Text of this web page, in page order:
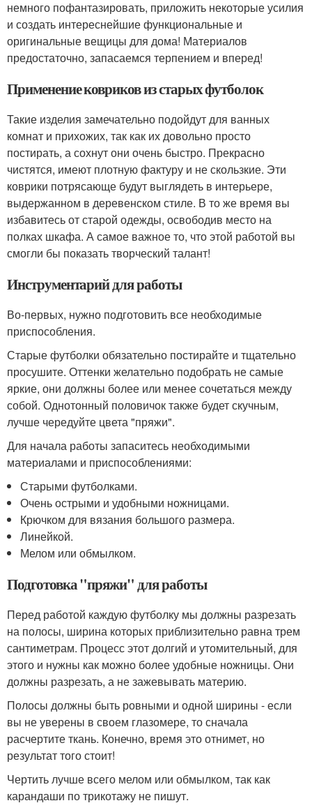
немного пофантазировать, приложить некоторые усилия
и создать интереснейшие функциональные и
оригинальные вещицы для дома! Материалов
предостаточно, запасаемся терпением и вперед!
Применение ковриков из старых футболок
Такие изделия замечательно подойдут для ванных
комнат и прихожих, так как их довольно просто
постирать, а сохнут они очень быстро. Прекрасно
чистятся, имеют плотную фактуру и не скользкие. Эти
коврики потрясающе будут выглядеть в интерьере,
выдержанном в деревенском стиле. В то же время вы
избавитесь от старой одежды, освободив место на
полках шкафа. А самое важное то, что этой работой вы
смогли бы показать творческий талант!
Инструментарий для работы
Во-первых, нужно подготовить все необходимые
приспособления.
Старые футболки обязательно постирайте и тщательно
просушите. Оттенки желательно подобрать не самые
яркие, они должны более или менее сочетаться между
собой. Однотонный половичок также будет скучным,
лучше чередуйте цвета "пряжи".
Для начала работы запаситесь необходимыми
материалами и приспособлениями:
Старыми футболками.
Очень острыми и удобными ножницами.
Крючком для вязания большого размера.
Линейкой.
Мелом или обмылком.
Подготовка "пряжи" для работы
Перед работой каждую футболку мы должны разрезать
на полосы, ширина которых приблизительно равна трем
сантиметрам. Процесс этот долгий и утомительный, для
этого и нужны как можно более удобные ножницы. Они
должны разрезать, а не зажевывать материю.
Полосы должны быть ровными и одной ширины - если
вы не уверены в своем глазомере, то сначала
расчертите ткань. Конечно, время это отнимет, но
результат того стоит!
Чертить лучше всего мелом или обмылком, так как
карандаши по трикотажу не пишут.